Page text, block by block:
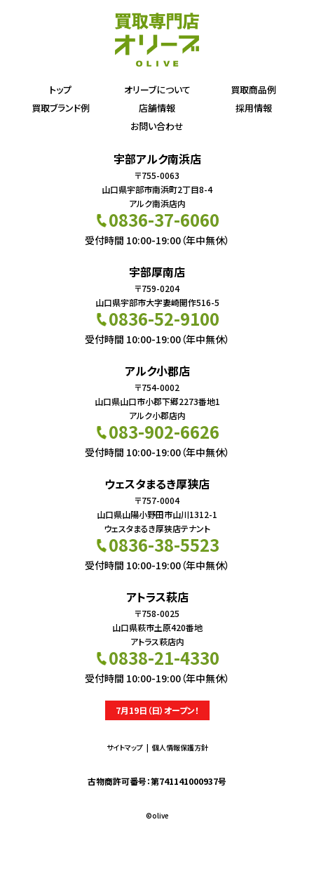
トップ オリーブについて
買取商品例
買取ブランド例
店舗情報
採用情報
お問い合わせ
宇部アルク南浜店
〒755-0063
山口県宇部市南浜町2丁目8-4
アルク南浜店内
0836-37-6060
受付時間 10:00-19:00（年中無休）
宇部厚南店
〒759-0204
山口県宇部市大字妻崎開作516-5
0836-52-9100
受付時間 10:00-19:00（年中無休）
アルク小郡店
〒754-0002
山口県山口市小郡下郷2273番地1
アルク小郡店内
083-902-6626
受付時間 10:00-19:00（年中無休）
ウェスタまるき厚狭店
〒757-0004
山口県山陽小野田市山川1312-1
ウェスタまるき厚狭店テナント
0836-38-5523
受付時間 10:00-19:00（年中無休）
アトラス萩店
〒758-0025
山口県萩市土原420番地
アトラス萩店内
0838-21-4330
受付時間 10:00-19:00（年中無休）
7月19日（日）オープン！
サイトマップ 個人情報保護方針
古物商許可番号：第741141000937号
©︎olive